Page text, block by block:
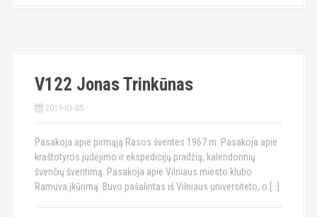
V122 Jonas Trinkūnas
2019-01-05
Pasakoja apie pirmąją Rasos šventes 1967 m. Pasakoja apie
kraštotyros judėjimo ir ekspedicijų pradžią, kalendorinių
švenčių šventimą. Pasakoja apie Vilniaus miesto klubo
Ramuva įkūrimą. Buvo pašalintas iš Vilniaus universiteto, o […]